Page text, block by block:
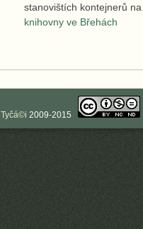
stanovištích kontejnerů
knihovny ve Břehách
Tyčá©i 2009-2015